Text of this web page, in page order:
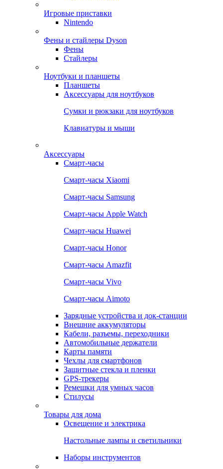
Игровые приставки
Nintendo
Фены и стайлеры Dyson
Фены
Стайлеры
Ноутбуки и планшеты
Планшеты
Аксессуары для ноутбуков
Сумки и рюкзаки для ноутбуков
Клавиатуры и мыши
Аксессуары
Смарт-часы
Смарт-часы Xiaomi
Смарт-часы Samsung
Смарт-часы Apple Watch
Смарт-часы Huawei
Смарт-часы Honor
Смарт-часы Amazfit
Смарт-часы Vivo
Смарт-часы Aimoto
Зарядные устройства и док-станции
Внешние аккумуляторы
Кабели, разъемы, переходники
Автомобильные держатели
Карты памяти
Чехлы для смартфонов
Защитные стекла и пленки
GPS-трекеры
Ремешки для умных часов
Стилусы
Товары для дома
Освещение и электрика
Настольные лампы и светильники
Наборы инструментов